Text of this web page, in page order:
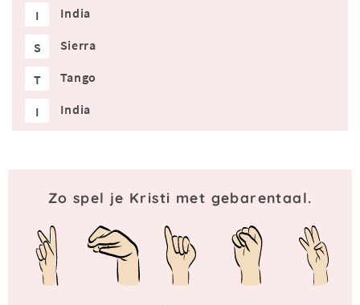
I India
S Sierra
T Tango
I India
Zo spel je Kristi met gebarentaal.